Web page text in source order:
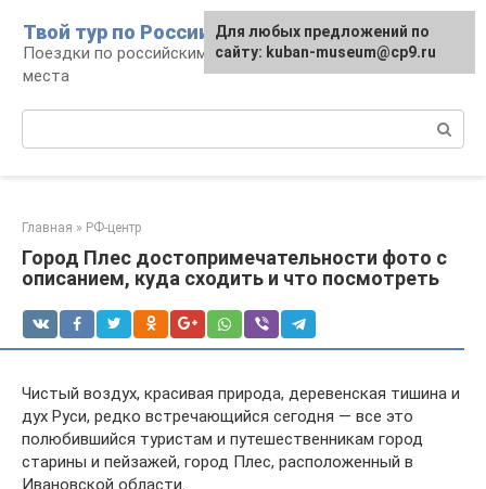
контенту
Твой тур по России
Поездки по российским городам, маршруты и
места
Главная » РФ-центр
Город Плес достопримечательности фото с
описанием, куда сходить и что посмотреть
Чистый воздух, красивая природа, деревенская тишина и
дух Руси, редко встречающийся сегодня — все это
полюбившийся туристам и путешественникам город
старины и пейзажей, город Плес, расположенный в
Ивановской области.
Для любых предложений по
сайту: kuban-museum@cp9.ru